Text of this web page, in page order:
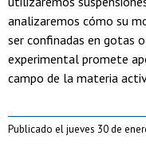
analizaremos cómo su
ser confinadas en gotas
experimental promete
campo de la materia
Publicado el jueves 30 de